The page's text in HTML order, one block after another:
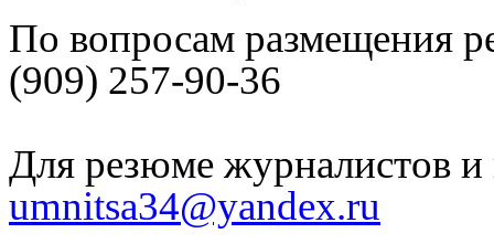
По вопросам размещения
(909) 257-90-36
Для резюме журналистов и
umnitsa34@yandex.ru